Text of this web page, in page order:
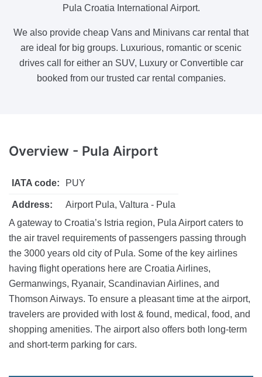
Pula Croatia International Airport.
We also provide cheap Vans and Minivans car rental that
are ideal for big groups. Luxurious, romantic or scenic
drives call for either an SUV, Luxury or Convertible car
booked from our trusted car rental companies.
Overview - Pula Airport
IATA code: PUY
Address:
Airport Pula, Valtura - Pula
A gateway to Croatia’s Istria region, Pula Airport caters to
the air travel requirements of passengers passing through
the 3000 years old city of Pula. Some of the key airlines
having flight operations here are Croatia Airlines,
Germanwings, Ryanair, Scandinavian Airlines, and
Thomson Airways. To ensure a pleasant time at the airport,
travelers are provided with lost & found, medical, food, and
shopping amenities. The airport also offers both long-term
and short-term parking for cars.